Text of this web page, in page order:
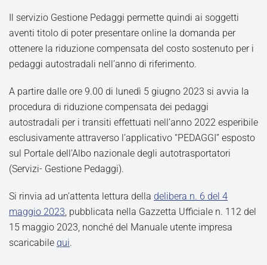
Il servizio Gestione Pedaggi permette quindi ai soggetti
aventi titolo di poter presentare online la domanda per
ottenere la riduzione compensata del costo sostenuto per i
pedaggi autostradali nell’anno di riferimento.
A partire dalle ore 9.00 di lunedì 5 giugno 2023 si avvia la
procedura di riduzione compensata dei pedaggi
autostradali per i transiti effettuati nell’anno 2022 esperibile
esclusivamente attraverso l’applicativo “PEDAGGI” esposto
sul Portale dell’Albo nazionale degli autotrasportatori
(Servizi- Gestione Pedaggi).
Si rinvia ad un’attenta lettura della delibera n. 6 del 4
maggio 2023, pubblicata nella Gazzetta Ufficiale n. 112 del
15 maggio 2023, nonché del Manuale utente impresa
scaricabile qui.